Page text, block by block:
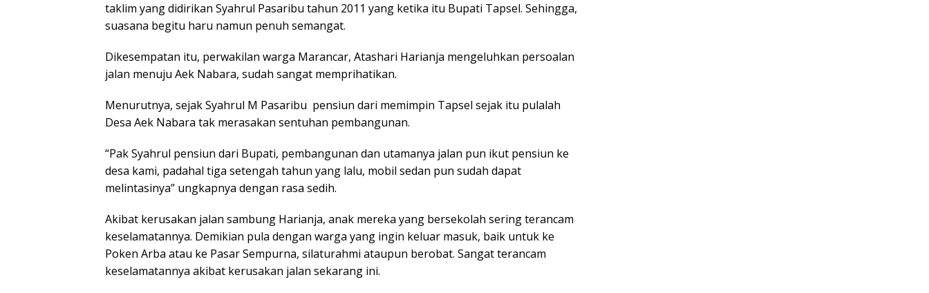
taklim yang didirikan Syahrul Pasaribu tahun 2011 yang ketika itu Bupati Tapsel. Sehingga,
suasana begitu haru namun penuh semangat.
Dikesempatan itu, perwakilan warga Marancar, Atashari Harianja mengeluhkan persoalan
jalan menuju Aek Nabara, sudah sangat memprihatikan.
Menurutnya, sejak Syahrul M Pasaribu pensiun dari memimpin Tapsel sejak itu pulalah
Desa Aek Nabara tak merasakan sentuhan pembangunan.
“Pak Syahrul pensiun dari Bupati, pembangunan dan utamanya jalan pun ikut pensiun ke
desa kami, padahal tiga setengah tahun yang lalu, mobil sedan pun sudah dapat
melintasinya” ungkapnya dengan rasa sedih.
Akibat kerusakan jalan sambung Harianja, anak mereka yang bersekolah sering terancam
keselamatannya. Demikian pula dengan warga yang ingin keluar masuk, baik untuk ke
Poken Arba atau ke Pasar Sempurna, silaturahmi ataupun berobat. Sangat terancam
keselamatannya akibat kerusakan jalan sekarang ini.